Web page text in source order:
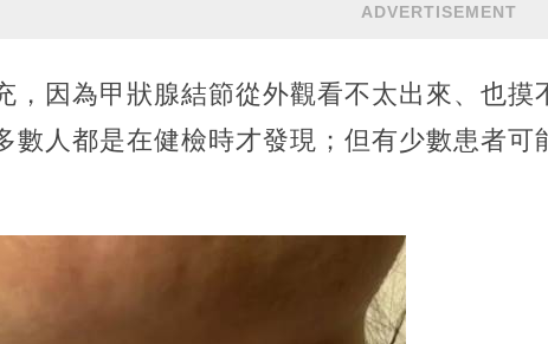
ADVERTISEMENT
，因為甲狀腺結節從外觀看不太出來、也摸
數人都是在健檢時才發現；但有少數患者